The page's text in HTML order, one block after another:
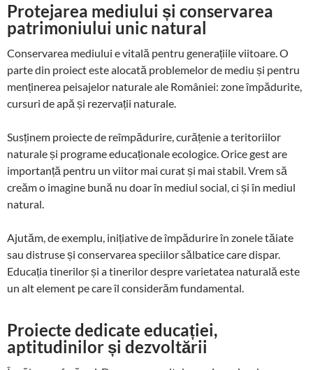
Protejarea mediului și conservarea
patrimoniului unic natural
Conservarea mediului e vitală pentru generațiile viitoare. O
parte din proiect este alocată problemelor de mediu și pentru
menținerea peisajelor naturale ale României: zone împădurite,
cursuri de apă și rezervații naturale.
Susținem proiecte de reîmpădurire, curățenie a teritoriilor
naturale și programe educaționale ecologice. Orice gest are
importanță pentru un viitor mai curat și mai stabil. Vrem să
creăm o imagine bună nu doar în mediul social, ci și în mediul
natural.
Ajutăm, de exemplu, inițiative de împădurire în zonele tăiate
sau distruse și conservarea speciilor sălbatice care dispar.
Educația tinerilor și a tinerilor despre varietatea naturală este
un alt element pe care îl considerăm fundamental.
Proiecte dedicate educației,
aptitudinilor și dezvoltării